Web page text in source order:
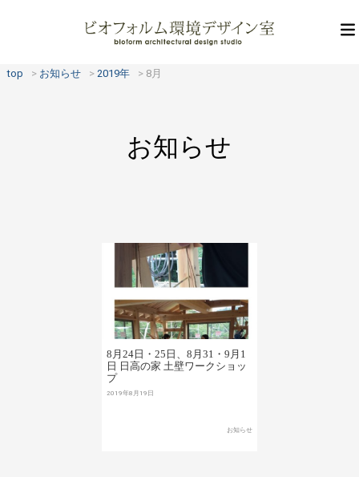
top お知らせ 2019年 8月
お知らせ
8月24日・25日、8月31・9月1
日 日高の家 土壁ワークショッ
プ
2019年8月19日
お知らせ